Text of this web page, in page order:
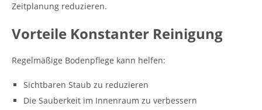
Zeitplanung reduzieren.
Vorteile Konstanter Reinigung
Regelmäßige Bodenpflege kann helfen:
Sichtbaren Staub zu reduzieren
Die Sauberkeit im Innenraum zu verbessern